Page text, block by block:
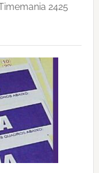
2425